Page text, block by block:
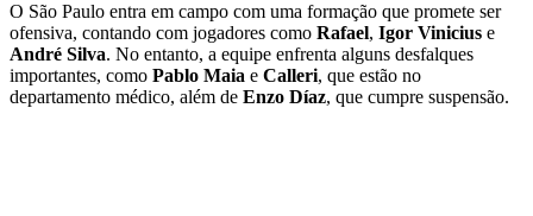
O São Paulo entra em campo com uma formação que promete ser
ofensiva, contando com jogadores como Rafael, Igor Vinicius e
André Silva. No entanto, a equipe enfrenta alguns desfalques
importantes, como Pablo Maia e Calleri, que estão no
departamento médico, além de Enzo Díaz, que cumpre suspensão.